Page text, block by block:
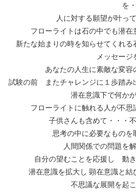
を
人に対する願望が叶っ
フローライトは石の中でも潜在
新たな始まりの時を知らせてくれ
メッセージ
あなたの人生に素敵な変容
試験の前 またチャレンジに１歩踏み
潜在意識下で何か
フローライトに触れる人が不思
子供さんも含めて・・・
思考の中に必要なものを
人間関係での問題を
自分の望むことを応援し 動
潜在意識を拡大し 顕在意識と結
不思議な展開を起